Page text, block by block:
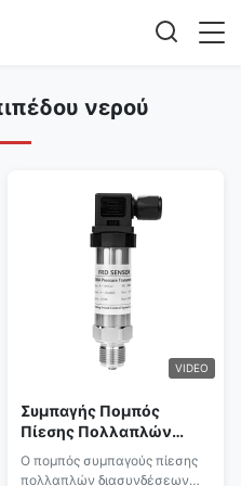
νερού
VIDEO
Συμπαγής Πομπός
Πίεσης Πολλαπλών
Διεπαφών Σειράς
Precise FD80A Για
Ο πομπός συμπαγούς πίεσης
πολλαπλών διασυνδέσεων